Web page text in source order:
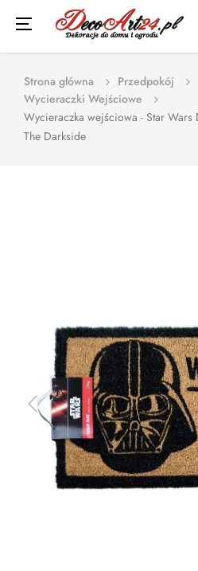
Toggle
navigation
☰
Strona główna
Przedpokój
Wycieraczki Wejściowe
Wycieraczka wejściowa - Star Wars
The Darkside